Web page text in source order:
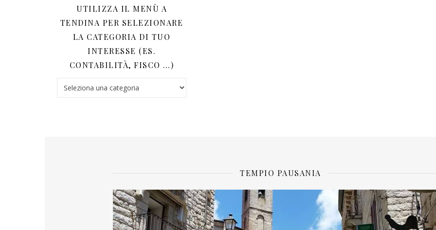
UTILIZZA IL MENÙ A
TENDINA PER SELEZIONARE
LA CATEGORIA DI TUO
INTERESSE (ES.
CONTABILITÀ, FISCO …)
Ricerca per categorie: utilizza il menù a tendina per selezionare la categoria di tuo interesse (es. contabilità, Fisco
TEMPIO PAUSANIA